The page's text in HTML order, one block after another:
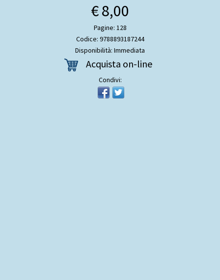
€ 8,00
Pagine: 128
Codice: 9788893187244
Disponibilità: Immediata
Acquista on-line
Condivi: